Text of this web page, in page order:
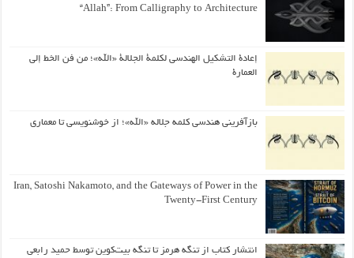
“Allah”: From Calligraphy to Architecture
إعادة التشكيل الهندسي لكلمة الجلالة «الله»؛ من فن الخط إلى
العمارة
بازآفرینی هندسی کلمه جلاله «الله»؛ از خوشنویسی تا معماری
Iran, Satoshi Nakamoto, and the Gateways of Power in the
Twenty-First Century
انتشار کتاب از تنگه هرمز تا تنگه بیت‌کوین توسط حمید رابعی